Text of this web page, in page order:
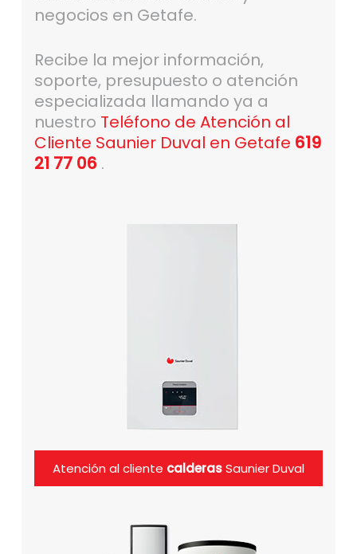
negocios en Getafe.
Recibe la mejor información,
soporte, presupuesto o atención
especializada llamando ya a
nuestro Teléfono de Atención al
Cliente Saunier Duval en Getafe 619
21 77 06 .
Atención al cliente calderasSaunier Duval